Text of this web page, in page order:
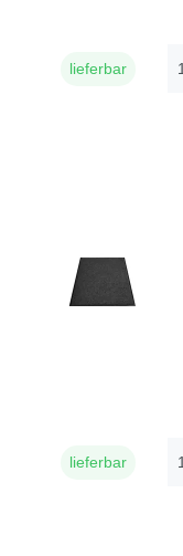
lieferbar
lieferbar